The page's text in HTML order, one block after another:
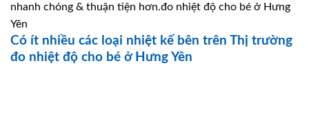
nhanh chóng & thuận tiện hơn.đo nhiệt độ cho bé ở Hưng
Yên
Có ít nhiều các loại nhiệt kế bên trên Thị trường
đo nhiệt độ cho bé ở Hưng Yên